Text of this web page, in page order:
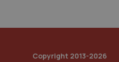
Copyright 2013-2026